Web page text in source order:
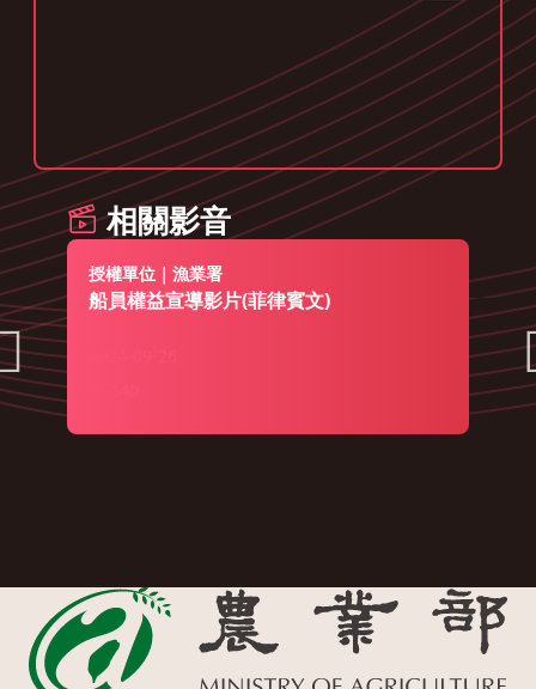
相關影音
授權單位｜漁業署
船員權益宣導影片(菲律賓文)